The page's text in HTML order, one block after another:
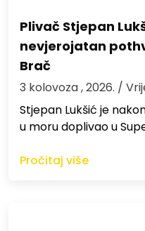
Plivač Stjepan
nevjerojatan
Brač
3 kolovoza , 2026. /
St​jepan Lukšić je
u moru doplivao u
Pročitaj više